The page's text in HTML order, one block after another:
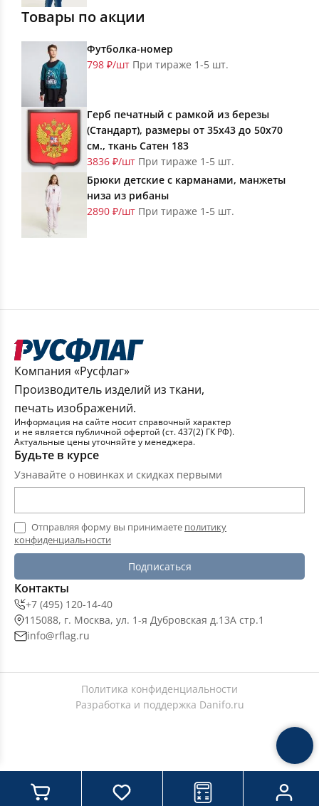
Товары по акции
Футболка-номер
798 ₽/шт При тираже 1-5 шт.
Герб печатный с рамкой из березы
(Стандарт), размеры от 35х43 до 50х70
см., ткань Сатен 183
3836 ₽/шт При тираже 1-5 шт.
Брюки детские с карманами, манжеты
низа из рибаны
2890 ₽/шт При тираже 1-5 шт.
Компания «Русфлаг»
Производитель изделий из ткани,
печать изображений.
Информация на сайте носит справочный характер
и не является публичной офертой (ст. 437(2) ГК РФ).
Актуальные цены уточняйте у менеджера.
Будьте в курсе
Узнавайте о новинках и скидках первыми
Отправляя форму вы принимаете политику
конфиденциальности
Подписаться
Контакты
+7 (495) 120-14-40
115088, г. Москва, ул. 1-я Дубровская д.13А стр.1
info@rflag.ru
Политика конфиденциальности
Разработка и поддержка Danifo.ru